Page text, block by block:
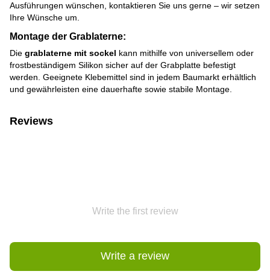
Ausführungen wünschen, kontaktieren Sie uns gerne – wir setzen
Ihre Wünsche um.
Montage der Grablaterne:
Die grablaterne mit sockel kann mithilfe von universellem oder
frostbeständigem Silikon sicher auf der Grabplatte befestigt
werden. Geeignete Klebemittel sind in jedem Baumarkt erhältlich
und gewährleisten eine dauerhafte sowie stabile Montage.
Reviews
Write the first review
Write a review